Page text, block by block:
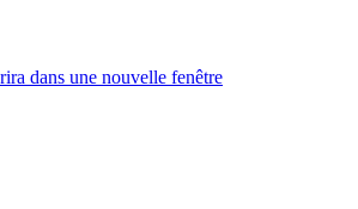
dans une nouvelle fenêtre